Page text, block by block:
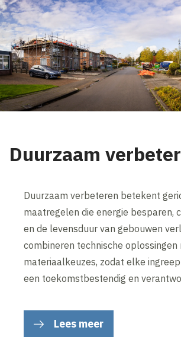
Duurzaam
Duurzaam verbeteren betekent
maatregelen die energie besparen,
en de levensduur van gebouwen
combineren technische oplossingen
materiaalkeuzes, zodat elke
een toekomstbestendig en
Lees meer